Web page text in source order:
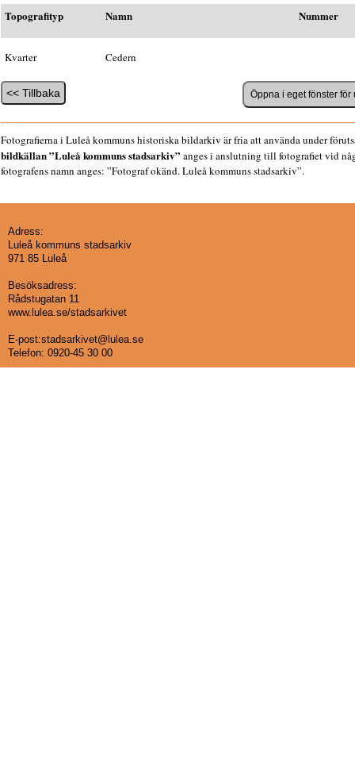
Topografityp Namn Nummer
Kvarter Cedern
Fotografierna i Luleå kommuns historiska bildarkiv är fria att använda under
bildkällan ”Luleå kommuns stadsarkiv” anges i anslutning till fotografiet vid
fotografens namn anges: ”Fotograf okänd. Luleå kommuns stadsarkiv”.
Adress:
Luleå kommuns stadsarkiv
971 85 Luleå
Besöksadress:
Rådstugatan 11
www.lulea.se/stadsarkivet
E-post:stadsarkivet@lulea.se
Telefon: 0920-45 30 00